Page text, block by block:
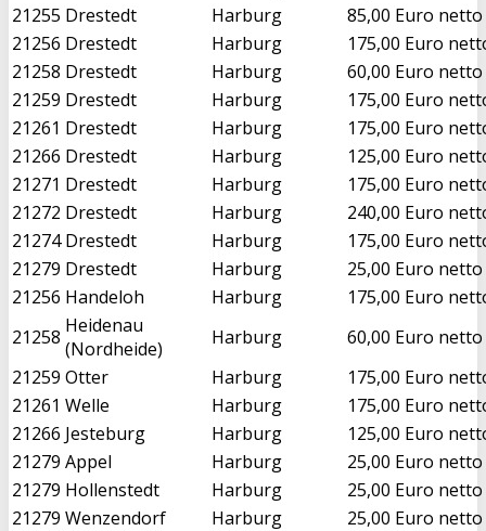
21255 Drestedt Harburg
85,00 Euro netto
21256 Drestedt Harburg
175,00 Euro
21258 Drestedt Harburg
60,00 Euro netto
21259 Drestedt Harburg
175,00 Euro
21261 Drestedt Harburg
175,00 Euro
21266 Drestedt Harburg
125,00 Euro
21271 Drestedt Harburg
175,00 Euro
21272 Drestedt Harburg
240,00 Euro
21274 Drestedt Harburg
175,00 Euro
21279 Drestedt Harburg
25,00 Euro netto
21256 Handeloh Harburg
175,00 Euro
21258 Heidenau
(Nordheide)
Harburg
60,00 Euro netto
21259 Otter Harburg
175,00 Euro
21261 Welle Harburg
175,00 Euro
21266 Jesteburg Harburg
125,00 Euro
21279 Appel Harburg
25,00 Euro netto
21279 Hollenstedt Harburg
25,00 Euro netto
21279 Wenzendorf Harburg
25,00 Euro netto